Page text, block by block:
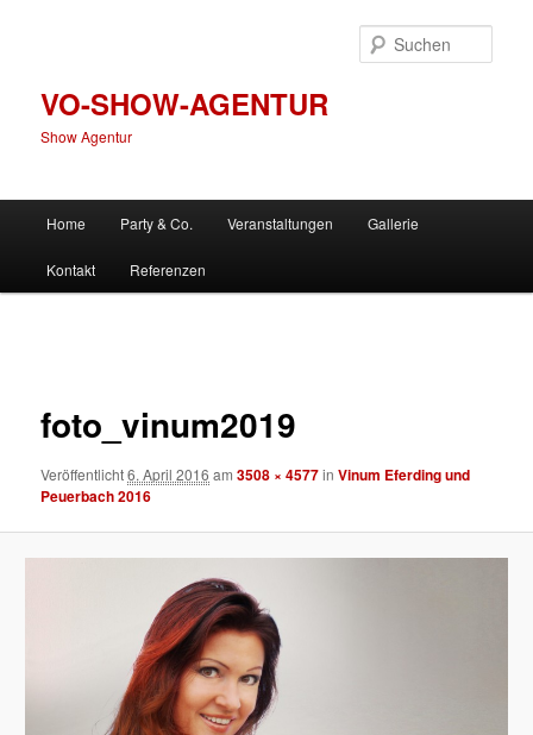
VO-SHOW-AGENTUR
Show Agentur
Home Party & Co. Veranstaltungen Gallerie
Kontakt Referenzen
foto_vinum2019
Veröffentlicht6. April 2016 am3508 × 4577inVinum Eferding und
Peuerbach 2016